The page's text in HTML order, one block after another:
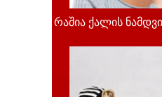
რაშია ქალის